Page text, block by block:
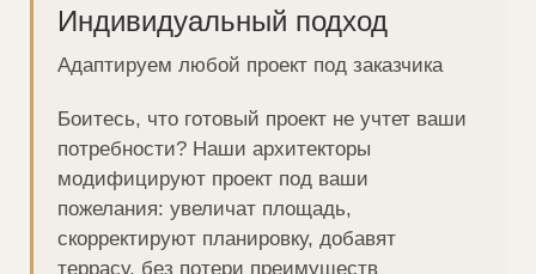
Управляйте бюджетом строительства.
Формат оплаты под ваши возможности
Эскроу-счёт
Специальный банковский счёт
используется для безопасных
расчётов между сторонами